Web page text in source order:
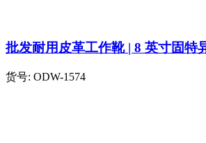
批发耐用皮革工作靴 | 8 英寸固特
货号: ODW-1574